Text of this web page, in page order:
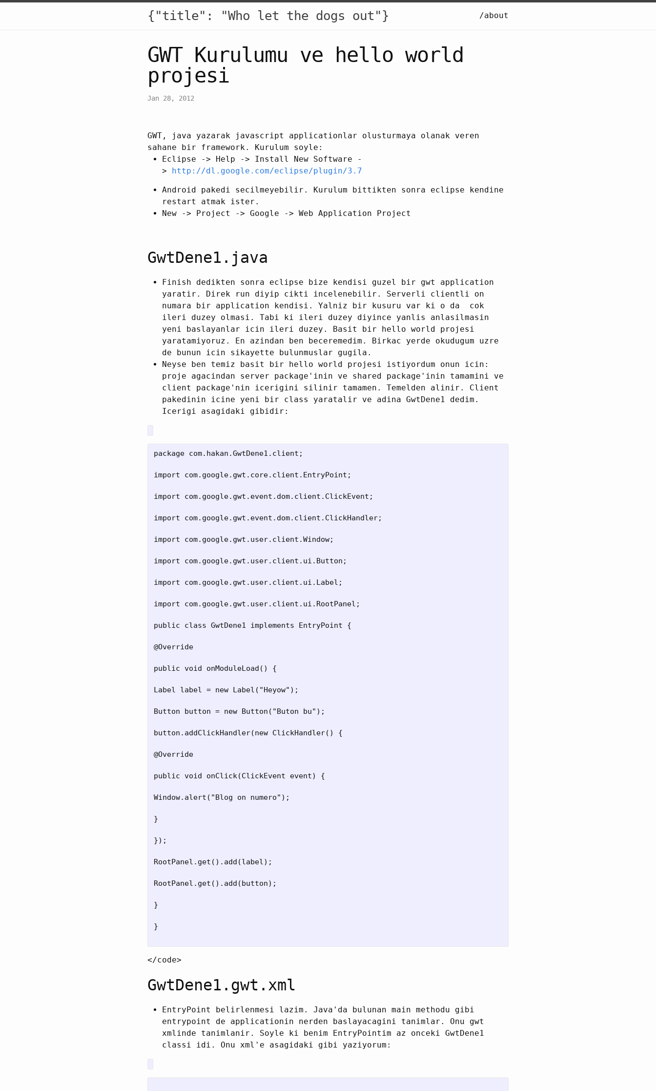
{"title": "Who let the dogs out"} /about
GWT Kurulumu ve hello world
projesi
Jan 28, 2012
GWT, java yazarak javascript applicationlar olusturmaya olanak veren
sahane bir framework. Kurulum soyle:
Eclipse -> Help -> Install New Software -
> http://dl.google.com/eclipse/plugin/3.7
Android pakedi secilmeyebilir. Kurulum bittikten sonra eclipse kendine
restart atmak ister.
New -> Project -> Google -> Web Application Project
GwtDene1.java
Finish dedikten sonra eclipse bize kendisi guzel bir gwt application
yaratir. Direk run diyip cikti incelenebilir. Serverli clientli on
numara bir application kendisi. Yalniz bir kusuru var ki o da cok
ileri duzey olmasi. Tabi ki ileri duzey diyince yanlis anlasilmasin
yeni baslayanlar icin ileri duzey. Basit bir hello world projesi
yaratamiyoruz. En azindan ben beceremedim. Birkac yerde okudugum uzre
de bunun icin sikayette bulunmuslar gugila.
Neyse ben temiz basit bir hello world projesi istiyordum onun icin:
proje agacindan server package'inin ve shared package'inin tamamini ve
client package'nin icerigini silinir tamamen. Temelden alinir. Client
pakedinin icine yeni bir class yaratalir ve adina GwtDene1 dedim.
Icerigi asagidaki gibidir:
package com.hakan.GwtDene1.client;
import com.google.gwt.core.client.EntryPoint;
import com.google.gwt.event.dom.client.ClickEvent;
import com.google.gwt.event.dom.client.ClickHandler;
import com.google.gwt.user.client.Window;
import com.google.gwt.user.client.ui.Button;
import com.google.gwt.user.client.ui.Label;
import com.google.gwt.user.client.ui.RootPanel;
public class GwtDene1 implements EntryPoint {
@Override
public void onModuleLoad() {
Label label = new Label("Heyow");
Button button = new Button("Buton bu");
button.addClickHandler(new ClickHandler() {
@Override
public void onClick(ClickEvent event) {
Window.alert("Blog on numero");
}
});
RootPanel.get().add(label);
RootPanel.get().add(button);
}
}
</code>
GwtDene1.gwt.xml
EntryPoint belirlenmesi lazim. Java'da bulunan main methodu gibi
entrypoint de applicationin nerden baslayacagini tanimlar. Onu gwt
xmlinde tanimlanir. Soyle ki benim EntryPointim az onceki GwtDene1
classi idi. Onu xml'e asagidaki gibi yaziyorum: